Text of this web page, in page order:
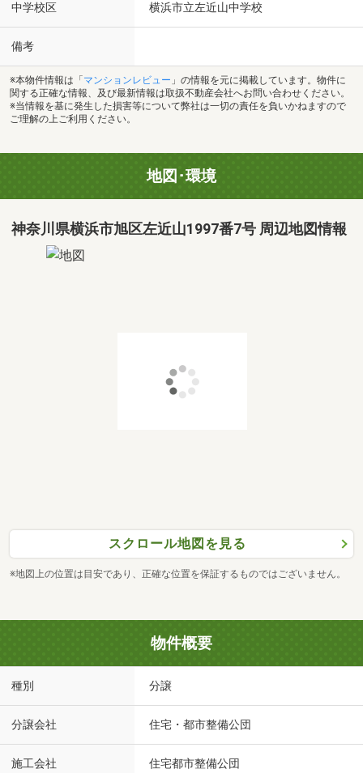
中学校区 横浜市立左近山中学校
備考
※本物件情報は「 マンションレビュー 」の情報を元に掲載しています。物件に
関する正確な情報、及び最新情報は取扱不動産会社へお問い合わせください。
※当情報を基に発生した損害等について弊社は一切の責任を負いかねますので
ご理解の上ご利用ください。
地図･環境
神奈川県横浜市旭区左近山1997番7号 周辺地図情報
スクロール地図を見る
※地図上の位置は目安であり、正確な位置を保証するものではございません。
物件概要
種別 分譲
分譲会社 住宅・都市整備公団
施工会社 住宅都市整備公団